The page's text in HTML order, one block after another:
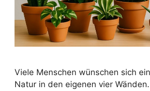
Viele Menschen wünschen sich
Natur in den eigenen vier Wänden.